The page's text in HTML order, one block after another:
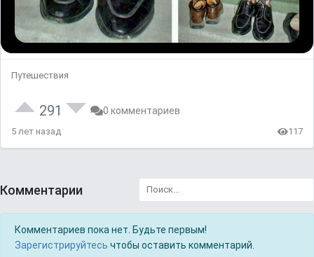
Путешествия
291 0 комментариев
5 лет назад 117
Комментарии
Комментариев пока нет. Будьте первым!
Зарегистрируйтесь чтобы оставить комментарий.